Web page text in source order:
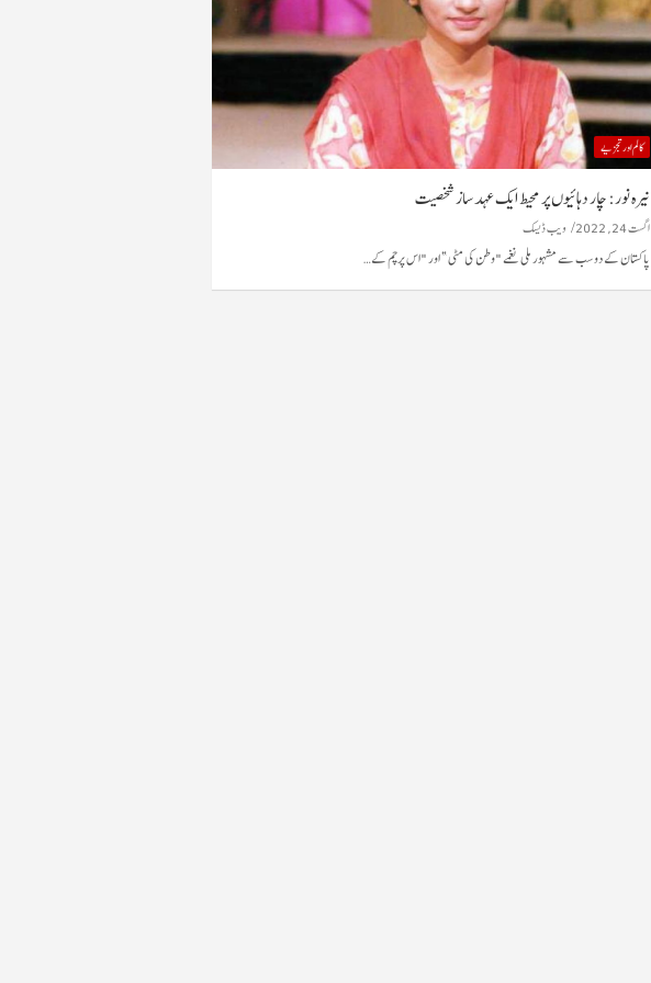
کالم اور تجزیے
نیرہ نور: چار دہائیوں پر محیط ایک عہد ساز شخصیت
اگست 24, 2022 ویب ڈیسک
پاکستان کے دو سب سے مشہور ملی نغمے "وطن کی مٹی ” اور "اس پرچم کے…